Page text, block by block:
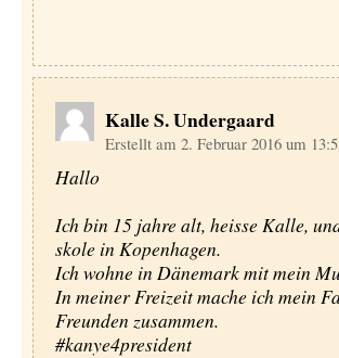
Kalle S. Undergaard
Erstellt am 2. Februar 2016 um
Hallo
Ich bin 15 jahre alt, heisse Kalle,
skole in Kopenhagen.
Ich wohne in Dänemark mit mein
In meiner Freizeit mache ich mein
Freunden zusammen.
#kanye4president